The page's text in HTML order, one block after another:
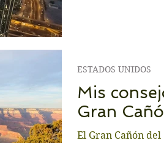
Mis
Gran
El Gran Cañón
ESTADOS UNIDOS